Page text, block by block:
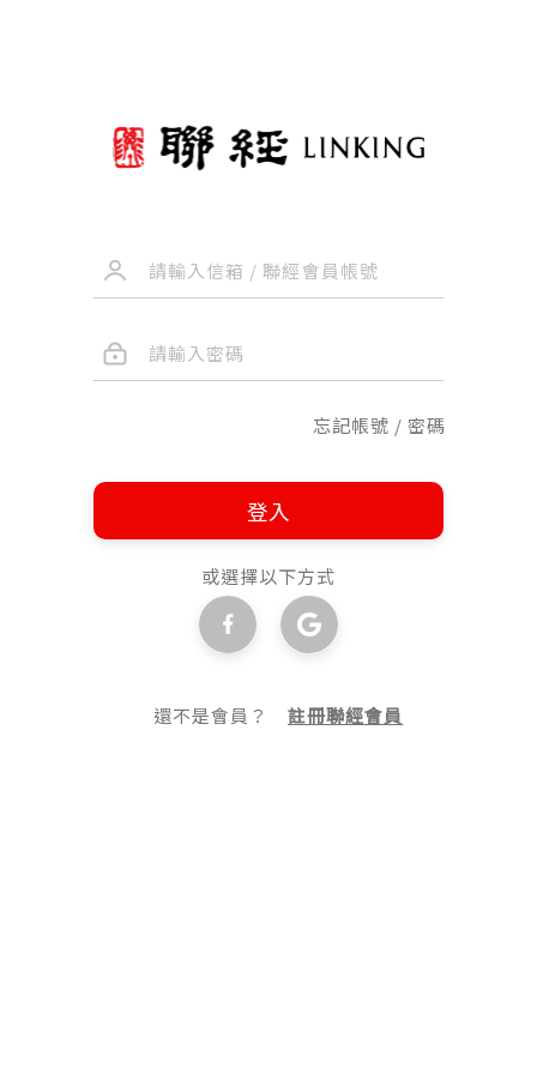
忘記帳號 / 密碼
登入
或選擇以下方式
還不是會員？註冊聯經會員